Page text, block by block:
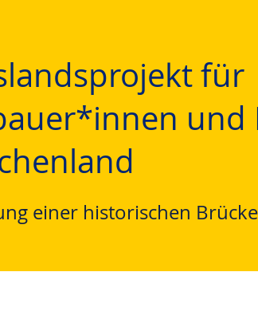
für
einer historischen